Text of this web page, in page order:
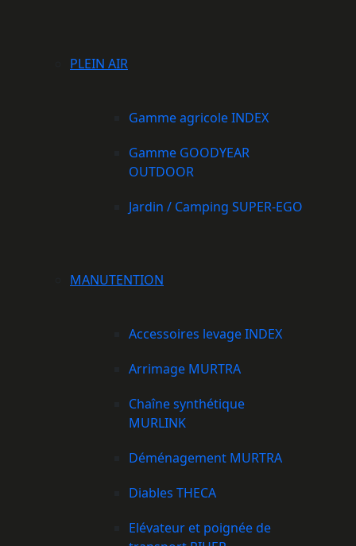
PLEIN AIR
Gamme agricole INDEX
Gamme GOODYEAR
OUTDOOR
Jardin / Camping SUPER-EGO
MANUTENTION
Accessoires levage INDEX
Arrimage MURTRA
Chaîne synthétique
MURLINK
Déménagement MURTRA
Diables THECA
Elévateur et poignée de